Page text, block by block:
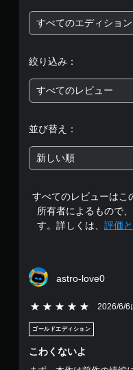
すべてのエディション
絞り込み：
すべてのレビュー
並び替え：
新しい順
すべてのレビューはこ
所有者によるもので
す。詳しくは、 評価
astro-love0
5段階評価の5 2026/6/6
ゴールドエディション
こわくないよ